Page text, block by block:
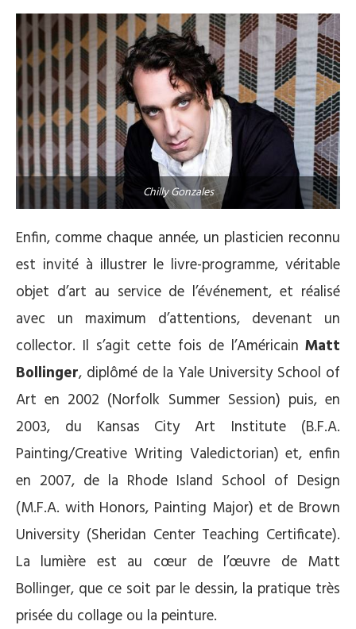
Chilly Gonzales
Enfin, comme chaque année, un plasticien reconnu
est invité à illustrer le livre-programme, véritable
objet d’art au service de l’événement, et réalisé
avec un maximum d’attentions, devenant un
collector. Il s’agit cette fois de l’Américain Matt
Bollinger, diplômé de la Yale University School of
Art en 2002 (Norfolk Summer Session) puis, en
2003, du Kansas City Art Institute (B.F.A.
Painting/Creative Writing Valedictorian) et, enfin
en 2007, de la Rhode Island School of Design
(M.F.A. with Honors, Painting Major) et de Brown
University (Sheridan Center Teaching Certificate).
La lumière est au cœur de l’œuvre de Matt
Bollinger, que ce soit par le dessin, la pratique très
prisée du collage ou la peinture.